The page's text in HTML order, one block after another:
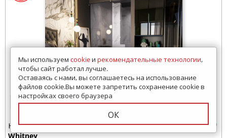
14 просмотров за 7 дней
Напольная плитка
Whitney
Мы используем cookieи рекомендательные технологии,
чтобы сайт работал лучше.
Оставаясь с нами, вы соглашаетесь на использование
файлов cookie.Вы можете запретить сохранение cookie в
настройках своего браузера
ОК